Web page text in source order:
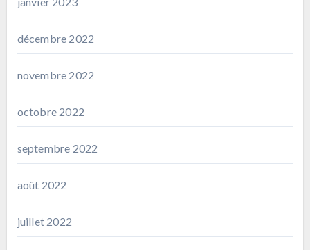
décembre 2022
novembre 2022
octobre 2022
septembre 2022
août 2022
juillet 2022